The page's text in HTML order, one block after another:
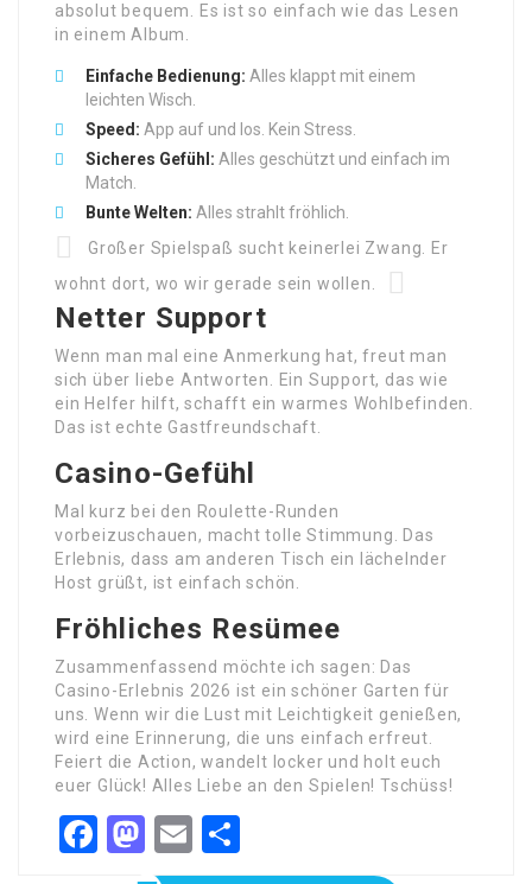
absolut bequem. Es ist so einfach wie das Lesen
in einem Album.
Einfache Bedienung: Alles klappt mit einem
leichten Wisch.
Speed: App auf und los. Kein Stress.
Sicheres Gefühl: Alles geschützt und einfach im
Match.
Bunte Welten: Alles strahlt fröhlich.
Großer Spielspaß sucht keinerlei Zwang. Er
wohnt dort, wo wir gerade sein wollen.
Netter Support
Wenn man mal eine Anmerkung hat, freut man
sich über liebe Antworten. Ein Support, das wie
ein Helfer hilft, schafft ein warmes Wohlbefinden.
Das ist echte Gastfreundschaft.
Casino-Gefühl
Mal kurz bei den Roulette-Runden
vorbeizuschauen, macht tolle Stimmung. Das
Erlebnis, dass am anderen Tisch ein lächelnder
Host grüßt, ist einfach schön.
Fröhliches Resümee
Zusammenfassend möchte ich sagen: Das
Casino-Erlebnis 2026 ist ein schöner Garten für
uns. Wenn wir die Lust mit Leichtigkeit genießen,
wird eine Erinnerung, die uns einfach erfreut.
Feiert die Action, wandelt locker und holt euch
euer Glück! Alles Liebe an den Spielen! Tschüss!
Facebook
Mastodon
Email